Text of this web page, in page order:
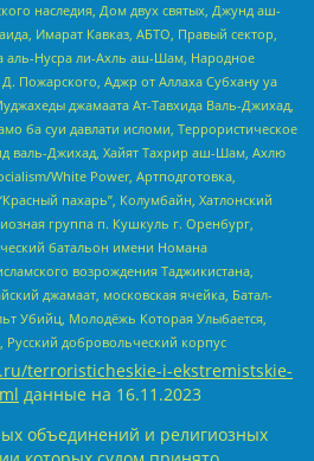
наследия, Дом двух святых, Джунд аш-
Имарат Кавказ, АБТО, Правый сектор,
аль-Нусра ли-Ахль аш-Шам, Народное
Пожарского, Аджр от Аллаха Субхану уа
джамаата Ат-Тавхида Валь-Джихад,
ба суи давлати исломи, Террористическое
валь-Джихад, Хайят Тахрир аш-Шам, Ахлю
White Power, Артподготовка,
пахарь”, Колумбайн, Хатлонский
группа п. Кушкуль г. Оренбург,
батальон имени Номана
возрождения Таджикистана,
джамаат, московская ячейка, Батал-
Убийц, Молодёжь Которая Улыбается,
добровольческий корпус
terroristicheskie-i-ekstremistskie-
данные на 16.11.2023
объединений и религиозных